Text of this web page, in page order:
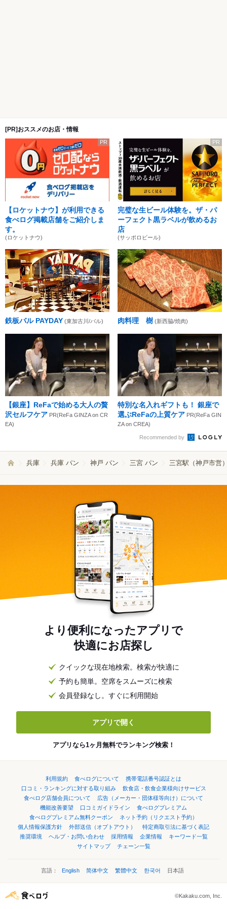
[PR]おススメのお店・情報
PR
【ロケットナウ】が利用できる
食べログ掲載店舗をご紹介しま
す。
(ロケットナウ)
PR
完璧な生ビール体験を。ザ・パ
ーフェクト黒ラベルが飲めるお
店
(サッポロビール)
鉄板バル PAYDAY (東加古川/バル) 肉料理 樹 (新西脇/焼肉)
【銀座】ReFaで始める大人の贅
沢セルフケア PR(ReFa GINZA on CR
EA)
特別な名入れギフトも！ 銀座で
選ぶReFaの上質ケア PR(ReFa GIN
ZA on CREA)
Recommended by
兵庫 兵庫 パン 神戸 パン 三宮 パン 三宮駅（神戸市営
より便利になったアプリで
快適にお店探し
クイックな現在地検索。検索が快適に
予約も簡単。空席をスムーズに検索
会員登録なし。すぐに利用開始
アプリで開く
アプリなら1ヶ月無料でランキング検索！
利用規約 食べログについて
携帯電話番号認証とは
口コミ・ランキングに対する取り組み
飲食店・飲食企業様向けサービス
食べログ店舗会員について
広告（メーカー・団体様等向け）について
機能改善要望
口コミガイドライン
食べログプレミアム
食べログプレミアム無料クーポン
ネット予約（リクエスト予約）
個人情報保護方針
外部送信（オプトアウト）
特定商取引法に基づく表記
推奨環境
ヘルプ・お問い合わせ 採用情報 企業情報
キーワード一覧
サイトマップ
チェーン一覧
言語： English 简体中文 繁體中文 한국어 日本語
©Kakaku.com, Inc.